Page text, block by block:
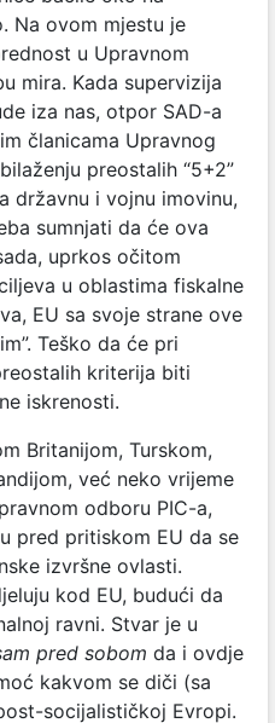
Na ovom mjestu je
u Upravnom
mira. Kada supervizija
iza nas, otpor SAD-a
članicama Upravnog
preostalih “5+2”
državnu i vojnu imovinu,
sumnjati da će ova
uprkos očitom
u oblastima fiskalne
EU sa svoje strane ove
Teško da će pri
kriterija biti
iskrenosti.
Britanijom, Turskom,
već neko vrijeme
odboru PIC-a,
pred pritiskom EU da se
izvršne ovlasti.
kod EU, budući da
ravni. Stvar je u
pred sobom da i ovdje
kakvom se diči (sa
socijalističkoj Evropi.